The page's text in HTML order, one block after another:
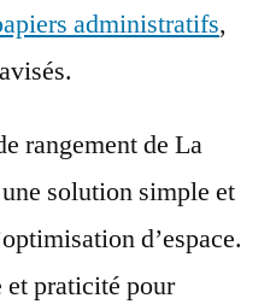
administratifs,
rangement de La
solution simple et
d’espace.
praticité pour